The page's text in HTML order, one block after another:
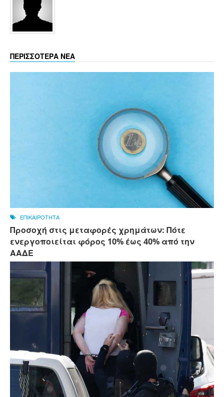
ΠΕΡΙΣΣΟΤΕΡΑ ΝΕΑ
ΕΠΙΚΑΙΡΟΤΗΤΑ
Προσοχή στις μεταφορές χρημάτων: Πότε
ενεργοποιείται φόρος 10% έως 40% από την
ΑΑΔΕ